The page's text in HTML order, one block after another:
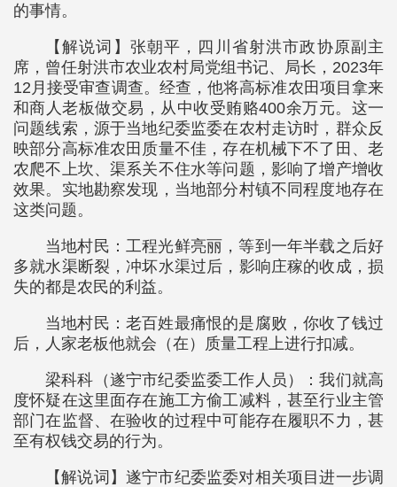
的事情。
【解说词】张朝平，四川省射洪市政协原副主
席，曾任射洪市农业农村局党组书记、局长，2023年
12月接受审查调查。经查，他将高标准农田项目拿来
和商人老板做交易，从中收受贿赂400余万元。这一
问题线索，源于当地纪委监委在农村走访时，群众反
映部分高标准农田质量不佳，存在机械下不了田、老
农爬不上坎、渠系关不住水等问题，影响了增产增收
效果。实地勘察发现，当地部分村镇不同程度地存在
这类问题。
当地村民：工程光鲜亮丽，等到一年半载之后好
多就水渠断裂，冲坏水渠过后，影响庄稼的收成，损
失的都是农民的利益。
当地村民：老百姓最痛恨的是腐败，你收了钱过
后，人家老板他就会（在）质量工程上进行扣减。
梁科科（遂宁市纪委监委工作人员）：我们就高
度怀疑在这里面存在施工方偷工减料，甚至行业主管
部门在监督、在验收的过程中可能存在履职不力，甚
至有权钱交易的行为。
【解说词】遂宁市纪委监委对相关项目进一步调